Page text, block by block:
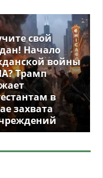
свой
Начало
войны
Трамп
в
захвата